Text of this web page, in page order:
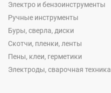
Электро и бензоинструменты
Ручные инструменты
Буры, сверла, диски
Скотчи, пленки, ленты
Пены, клеи, герметики
Электроды, сварочная техника